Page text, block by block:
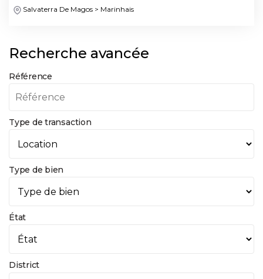
Salvaterra De Magos > Marinhais
Recherche avancée
Référence
Type de transaction
Type de bien
État
District